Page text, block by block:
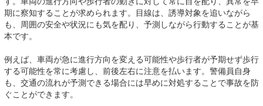
期に察知することが求められます。目線は、誘導対象を追いながら
も、周囲の安全や状況にも気を配り、予測しながら行動することが基
本です。
例えば、車両が急に進行方向を変える可能性や歩行者が予期せず歩行
する可能性を常に考慮し、前後左右に注意を払います。警備員自身
も、交通の流れが予測できる場合には早めに対処することで事故を防
ぐことができます。